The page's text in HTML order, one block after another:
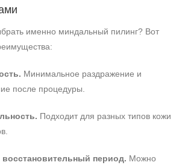
именно миндальный пилинг? Вот
Минимальное раздражение и
после процедуры.
Подходит для разных типов кожи
восстановительный период. Можно